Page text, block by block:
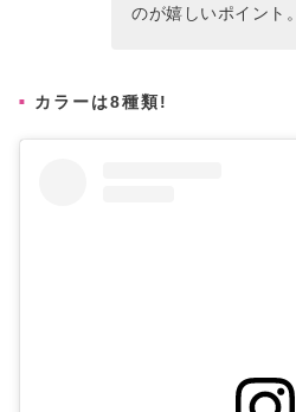
のが嬉しいポイント。
カラーは8種類!